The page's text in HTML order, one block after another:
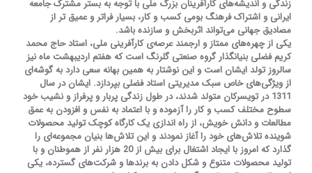
زندگی و اندیشه‌های کارآفرینان بزرگ ملی با توجه به بستر مشترک جامعه
ایرانی و اشتراک فرهنگ بومی کسب و کار، بسیار فراتر و عمیق تر از
مصادیق جهانی می‌تواند اثربخش و سازنده باشد.
یکی از چهره‌های ممتاز و ارجمند عرصه‌ی کارآفرینی ملی، استاد حاج محمد
کریم فضلی بنیانگذار گروه صنعتی گلرنگ است که هفتم اردیبهشت ماه نیز
سالروز تولد ایشان است و این نوشتار به همین بهانه سعی دارد به گوشه‌ای
از ویژگی‌های خاص سبک مدیریتی استاد فضلی بپردازد. ایشان در سال
1311 در تویسرکان متولد شدند، در طول زندگی پربار و پرفراز و نشیب خود
سطوح مختلف کسب و کار را آزموده و با اعتماد به نفس و افزودن به عمق
مطالعات و دانش خویش، از راه اندازی یک کارگاه کوچک تولید محصولات
شوینده تلاش‌های خود را آغاز نمودند و این تلاش‌ها بنیان مجموعه‌ای را
گذارد که امروز با ایجاد اشتغال برای بیش از 20 هزار نفر از هموطنان و با
تولید محصولات متنوع و شکل دادن به برندها و شرکت‌های گسترده، یکی